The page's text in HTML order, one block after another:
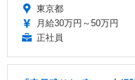
東京都
月給30万円～50万円
正社員